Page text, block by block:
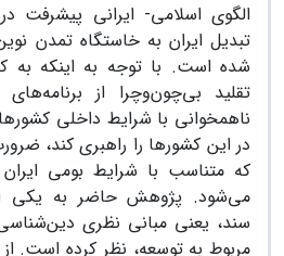
تبدیل ایران به خاستگاه تمدن
شده است. با توجه به اینکه به
تقلید بی‌چون‌و‌چرا از
ناهمخوانی با شرایط داخلی
در این کشور‌ها را راهبری کند،
که متناسب با شرایط بومی
می‌شود. پژوهش حاضر به یکی
سند، یعنی مبانی نظری
مربوط به توسعه، نظر کرده است.